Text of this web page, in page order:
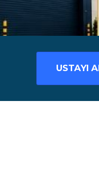
USTAYI